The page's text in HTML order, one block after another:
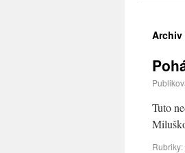
Tuto
Rubriky: